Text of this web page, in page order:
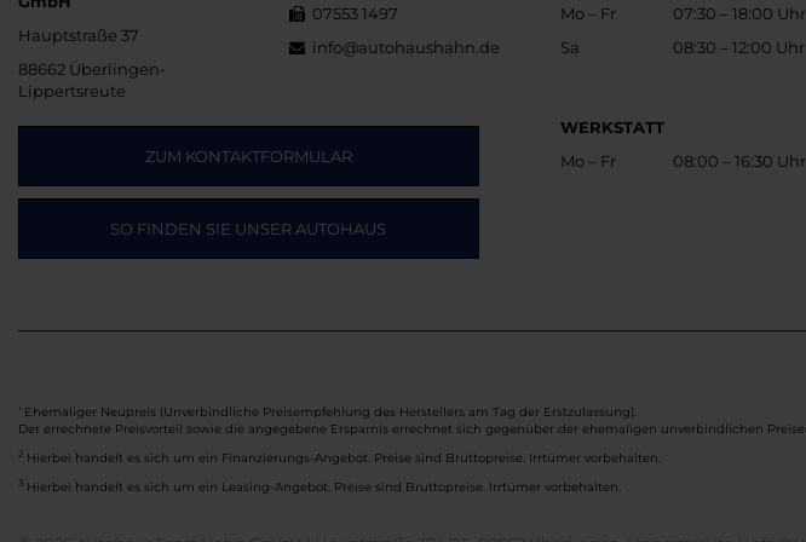
Hauptstraße 37
88662 Überlingen-
Lippertsreute
07553 1497
info@autohaushahn.de
ZUM KONTAKTFORMULAR
SO FINDEN SIE UNSER AUTOHAUS
Mo – Fr
Sa
07:30 – 18:00 Uhr
08:30 – 12:00 Uhr
WERKSTATT
Mo – Fr
08:00 – 16:30 Uhr
Ehemaliger Neupreis (Unverbindliche Preisempfehlung des Herstellers am Tag der Erstzulassung).
Der errechnete Preisvorteil sowie die angegebene Ersparnis errechnet sich gegenüber der ehemaligen unverbindlichen
2 Hierbei handelt es sich um ein Finanzierungs-Angebot. Preise sind Bruttopreise. Irrtümer vorbehalten.
3 Hierbei handelt es sich um ein Leasing-Angebot. Preise sind Bruttopreise. Irrtümer vorbehalten.